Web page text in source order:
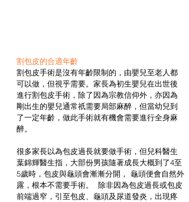
割包皮的合適年齡
割包皮手術是沒有年齡限制的，由嬰兒至老人都
可以做，但視乎需要。家長為初生嬰兒在出世後
進行割包皮手術，除了因為宗教信仰外，亦因為
剛出生的嬰兒通常祇需要局部麻醉，但當幼兒到
了一定年齡，做此手術就有機會需要進行全身麻
醉。
很多家長以為包皮過長就要做手術，但兒科醫生
葉錦輝醫生指，大部份男孩隨著成長大概到了4至
5歲時，包皮與龜頭會漸漸分開， 龜頭便會自然外
露，根本不需要手術。  除非因為包皮過長或包皮
前端過窄，引至包皮、龜頭及尿道發炎，出現疼